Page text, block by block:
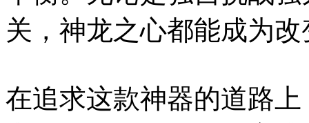
关，神龙之心都能成为
在追求这款神器的道路